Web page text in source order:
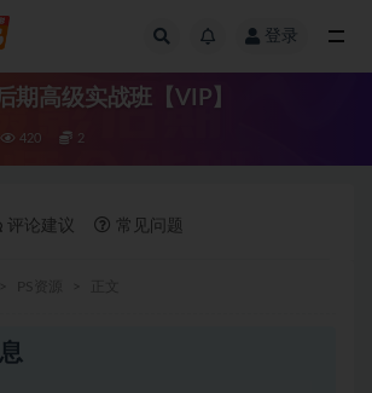
登录
期高级实战班【VIP】
420 2
评论建议 常见问题